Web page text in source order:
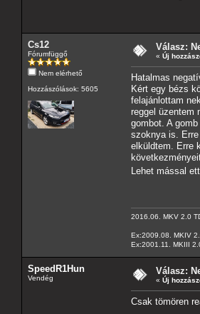
Cs12
Fórumfüggő
Nem elérhető
Hozzászólások: 5605
Válasz:
« Új
Hatalmas
Kért egy bézs
felajánlottam
reggel üzentem
gombot. A
szoknya is.
elküldtem. Erre
Lehet mással
2016.06. MKV 2.0
Ex:2009.08. MKIV
Ex:2001.11. MKIII
SpeedR1Hun
Vendég
Válasz:
« Új
Csak tömören